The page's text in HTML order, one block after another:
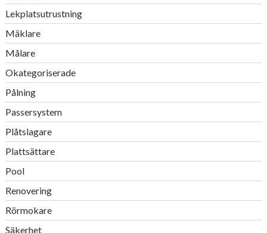
Lekplatsutrustning
Mäklare
Målare
Okategoriserade
Pålning
Passersystem
Plåtslagare
Plattsättare
Pool
Renovering
Rörmokare
Säkerhet